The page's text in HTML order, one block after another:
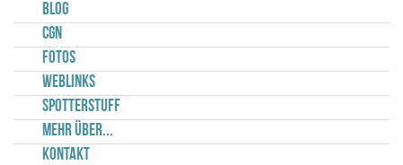
Blog
CGN
Fotos
Weblinks
Spotterstuff
Mehr über...
Kontakt